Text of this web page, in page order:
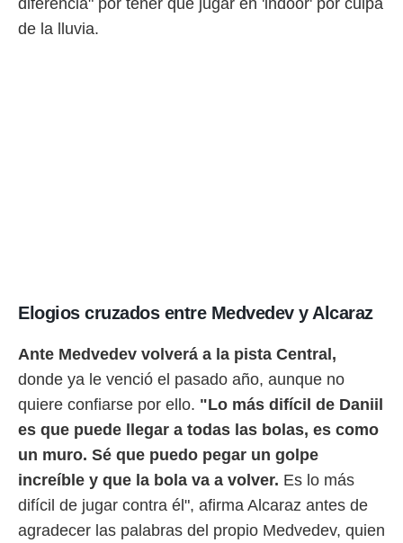
de la lluvia.
Elogios cruzados entre Medvedev y Alcaraz
Ante Medvedev volverá a la pista Central,
donde ya le venció el pasado año, aunque no
quiere confiarse por ello. "Lo más difícil de Daniil
es que puede llegar a todas las bolas, es como
un muro. Sé que puedo pegar un golpe
increíble y que la bola va a volver. Es lo más
difícil de jugar contra él", afirma Alcaraz antes de
agradecer las palabras del propio Medvedev, quien